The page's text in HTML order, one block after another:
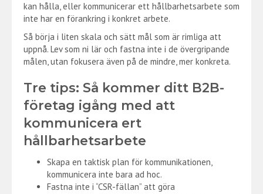
kan hålla, eller kommunicerar ett hållbarhetsarbete som
inte har en förankring i konkret arbete.
Så börja i liten skala och sätt mål som är rimliga att
uppnå. Lev som ni lär och fastna inte i de övergripande
målen, utan fokusera även på de mindre, mer konkreta.
Tre tips: Så kommer ditt B2B-
företag igång med att
kommunicera ert
hållbarhetsarbete
Skapa en taktisk plan för kommunikationen,
kommunicera inte bara ad hoc.
Fastna inte i “CSR-fällan” att göra